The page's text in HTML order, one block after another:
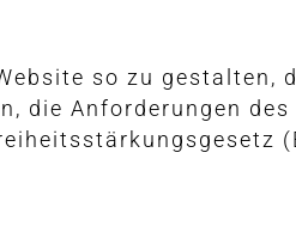
so zu gestalten,
die Anforderungen des